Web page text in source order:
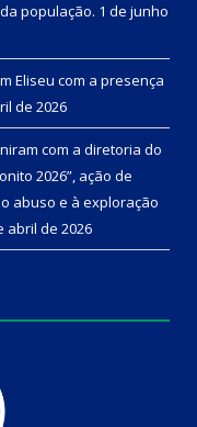
população. 1 de junho
Eliseu com a presença
de 2026
com a diretoria do
2026”, ação de
abuso e à exploração
abril de 2026